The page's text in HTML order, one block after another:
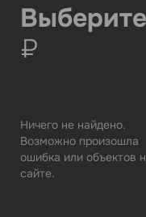
₽
Ничего не найдено.
Возможно произошла
ошибка или объектов
сайте.